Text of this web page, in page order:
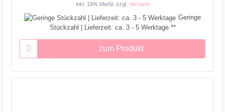
inkl. 19% MwSt. zzgl. Versand
Geringe
Stückzahl | Lieferzeit: ca. 3 - 5 Werktage **
zum Produkt